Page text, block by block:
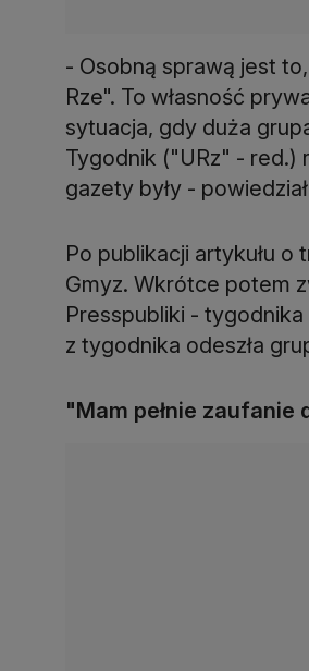
- Osobną sprawą jest
Rze". To własność
sytuacja, gdy duża
Tygodnik ("URz" - red.)
gazety były -
Po publikacji artykułu
Gmyz. Wkrótce potem
Presspubliki - tygodnika
z tygodnika odeszła
"Mam pełnie zaufanie